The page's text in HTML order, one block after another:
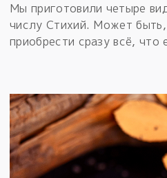
Мы приготовили четыре
числу Стихий. Может
приобрести сразу всё, что